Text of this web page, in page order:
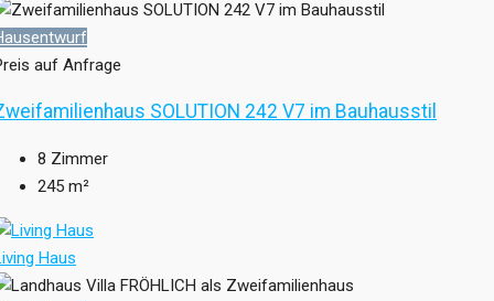
auf Anfrage
SOLUTION 242 V7 im Bauhausstil
8 Zimmer
245 m²
Haus